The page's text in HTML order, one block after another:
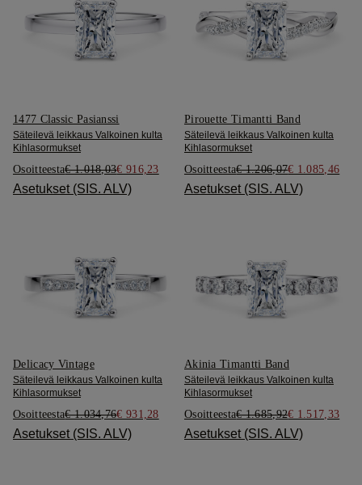
1477 Classic Pasianssi
Säteilevä leikkaus Valkoinen kulta
Kihlasormukset
Osoitteesta€ 1.018,03€ 916,23
Asetukset (SIS. ALV)
Pirouette Timantti Band
Säteilevä leikkaus Valkoinen kulta
Kihlasormukset
Osoitteesta€ 1.206,07€ 1.085,46
Asetukset (SIS. ALV)
Delicacy Vintage
Säteilevä leikkaus Valkoinen kulta
Kihlasormukset
Osoitteesta€ 1.034,76€ 931,28
Asetukset (SIS. ALV)
Akinia Timantti Band
Säteilevä leikkaus Valkoinen kulta
Kihlasormukset
Osoitteesta€ 1.685,92€ 1.517,33
Asetukset (SIS. ALV)